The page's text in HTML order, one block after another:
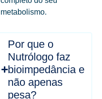
metabolismo.
Por que o
Nutrólogo faz
bioimpedância e
não apenas
pesa?